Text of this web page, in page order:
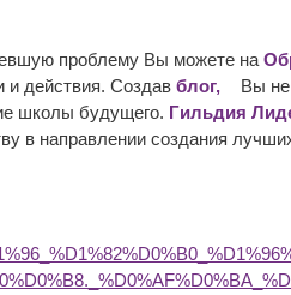
проблему Вы можете на
и действия. Создав блог,
Вы не
школы будущего. Гильдия
в направлении создания